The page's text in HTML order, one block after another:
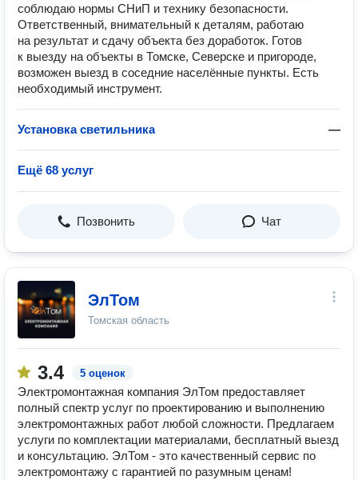
соблюдаю нормы СНиП и технику безопасности.
Ответственный, внимательный к деталям, работаю
на результат и сдачу объекта без доработок. Готов
к выезду на объекты в Томске, Северске и пригороде,
возможен выезд в соседние населённые пункты. Есть
необходимый инструмент.
Установка светильника —
Ещё 68 услуг
Позвонить Чат
ЭлТом
Томская область
3.4 5 оценок
Электромонтажная компания ЭлТом предоставляет
полный спектр услуг по проектированию и выполнению
электромонтажных работ любой сложности. Предлагаем
услуги по комплектации материалами, бесплатный выезд
и консультацию. ЭлТом - это качественный сервис по
электромонтажу с гарантией по разумным ценам!